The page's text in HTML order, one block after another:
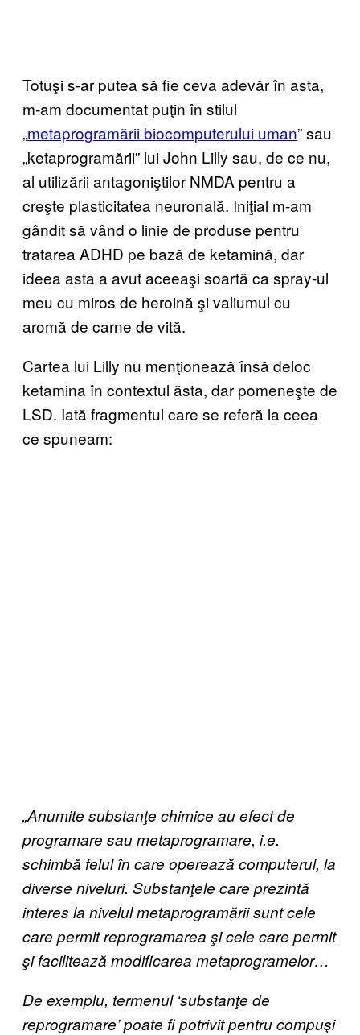
Totuşi s-ar putea să fie ceva adevăr în asta,
m-am documentat puţin în stilul
„metaprogramării biocomputerului uman” sau
„ketaprogramării” lui John Lilly sau, de ce nu,
al utilizării antagoniştilor NMDA pentru a
creşte plasticitatea neuronală. Iniţial m-am
gândit să vând o linie de produse pentru
tratarea ADHD pe bază de ketamină, dar
ideea asta a avut aceeaşi soartă ca spray-ul
meu cu miros de heroină şi valiumul cu
aromă de carne de vită.
Cartea lui Lilly nu menţionează însă deloc
ketamina în contextul ăsta, dar pomeneşte de
LSD. Iată fragmentul care se referă la ceea
ce spuneam:
„Anumite substanţe chimice au efect de
programare sau metaprogramare, i.e.
schimbă felul în care operează computerul, la
diverse niveluri. Substanţele care prezintă
interes la nivelul metaprogramării sunt cele
care permit reprogramarea şi cele care permit
şi facilitează modificarea metaprogramelor…
De exemplu, termenul ‘substanţe de
reprogramare’ poate fi potrivit pentru compuşi